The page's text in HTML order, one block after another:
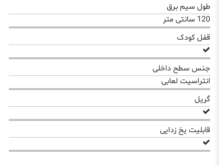
طول سیم برق
120 سانتی متر
قفل کودک
جنس سطح داخلی
انتراسیت لعابی
گریل
قابلیت یخ زدایی